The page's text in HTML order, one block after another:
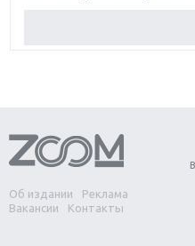
Обзор игры Forza
Две важных новинки
Divinity Original Sin 2
Об издании
Реклама
Вакансии
Контакты